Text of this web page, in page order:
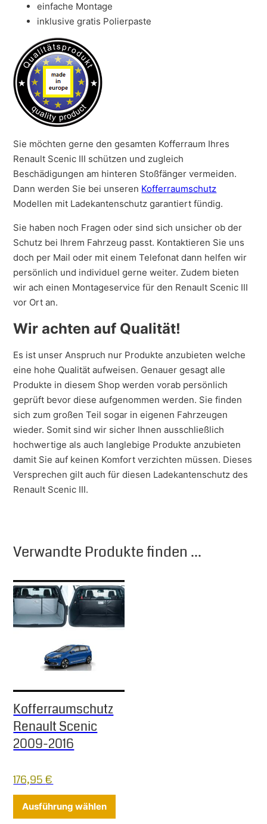
einfache Montage
inklusive gratis Polierpaste
Sie möchten gerne den gesamten Kofferraum Ihres
Renault Scenic III schützen und zugleich
Beschädigungen am hinteren Stoßfänger vermeiden.
Dann werden Sie bei unseren Kofferraumschutz
Modellen mit Ladekantenschutz garantiert fündig.
Sie haben noch Fragen oder sind sich unsicher ob der
Schutz bei Ihrem Fahrzeug passt. Kontaktieren Sie uns
doch per Mail oder mit einem Telefonat dann helfen wir
persönlich und individuel gerne weiter. Zudem bieten
wir ach einen Montageservice für den Renault Scenic III
vor Ort an.
Wir achten auf Qualität!
Es ist unser Anspruch nur Produkte anzubieten welche
eine hohe Qualität aufweisen. Genauer gesagt alle
Produkte in diesem Shop werden vorab persönlich
geprüft bevor diese aufgenommen werden. Sie finden
sich zum großen Teil sogar in eigenen Fahrzeugen
wieder. Somit sind wir sicher Ihnen ausschließlich
hochwertige als auch langlebige Produkte anzubieten
damit Sie auf keinen Komfort verzichten müssen. Dieses
Versprechen gilt auch für diesen Ladekantenschutz des
Renault Scenic III.
Verwandte Produkte finden ...
Kofferraumschutz
Renault Scenic
2009-2016
176,95€
Ausführung wählen